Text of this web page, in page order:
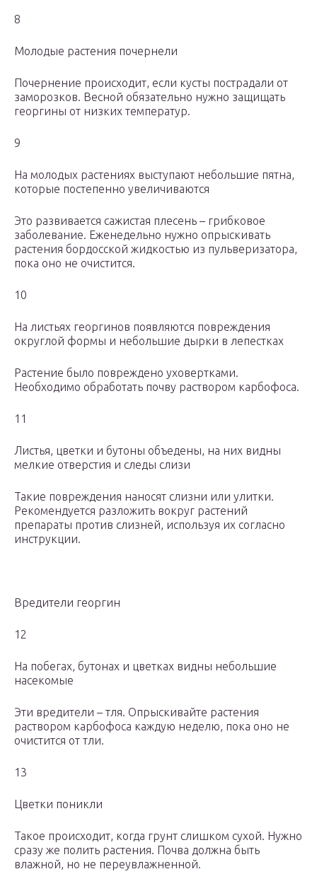
8
Молодые растения почернели
Почернение происходит, если кусты пострадали от
заморозков. Весной обязательно нужно защищать
георгины от низких температур.
9
На молодых растениях выступают небольшие пятна,
которые постепенно увеличиваются
Это развивается сажистая плесень – грибковое
заболевание. Еженедельно нужно опрыскивать
растения бордосской жидкостью из пульверизатора,
пока оно не очистится.
10
На листьях георгинов появляются повреждения
округлой формы и небольшие дырки в лепестках
Растение было повреждено уховертками.
Необходимо обработать почву раствором карбофоса.
11
Листья, цветки и бутоны объедены, на них видны
мелкие отверстия и следы слизи
Такие повреждения наносят слизни или улитки.
Рекомендуется разложить вокруг растений
препараты против слизней, используя их согласно
инструкции.
Вредители георгин
12
На побегах, бутонах и цветках видны небольшие
насекомые
Эти вредители – тля. Опрыскивайте растения
раствором карбофоса каждую неделю, пока оно не
очистится от тли.
13
Цветки поникли
Такое происходит, когда грунт слишком сухой. Нужно
сразу же полить растения. Почва должна быть
влажной, но не переувлажненной.